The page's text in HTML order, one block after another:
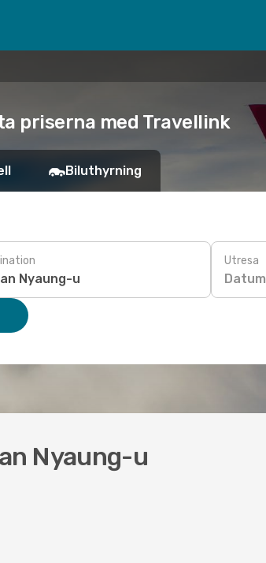
priserna med Travellink
Biluthyrning
Utresa
Datum
Nyaung-u